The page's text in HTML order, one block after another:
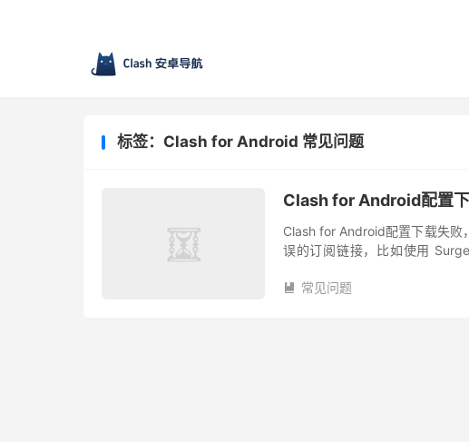
标签：Clash for Android 常见问题
Clash for Android配置下
Clash for Android配置下载失败
误的订阅链接，比如使用
 常见问题